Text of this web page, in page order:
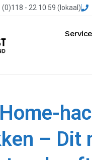
(0)118 - 22 10 59 (lokaal)
– Dit